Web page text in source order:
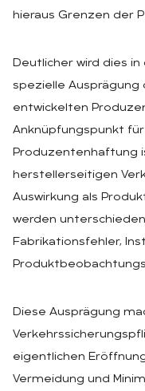
hieraus Grenzen der
Deutlicher wird dies
spezielle Ausprägung
entwickelten
Anknüpfungspunkt
Produzentenhaftung
herstellerseitigen
Auswirkung als
werden
Fabrikationsfehler,
Diese Ausprägung
eigentlichen
Vermeidung und